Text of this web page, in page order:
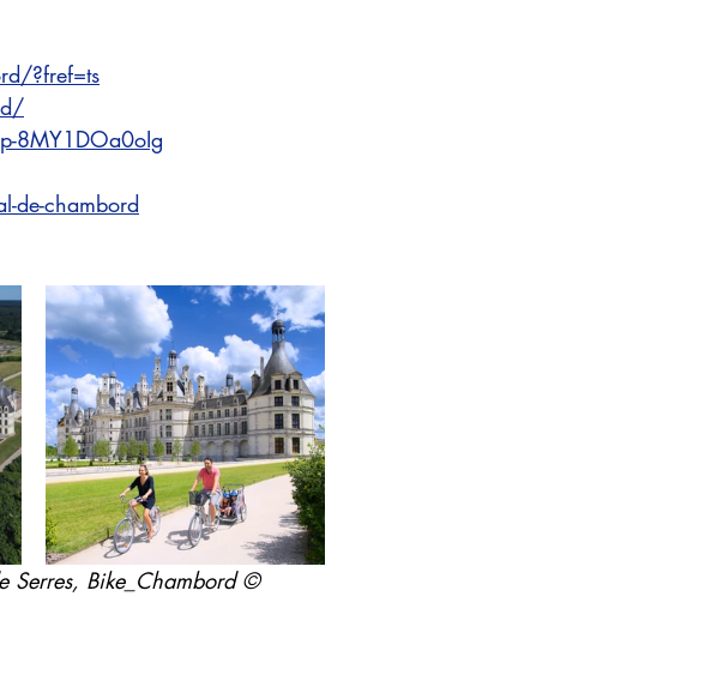
?fref=ts
8MY1DOa0oIg
de-chambord
Serres, Bike_Chambord ©